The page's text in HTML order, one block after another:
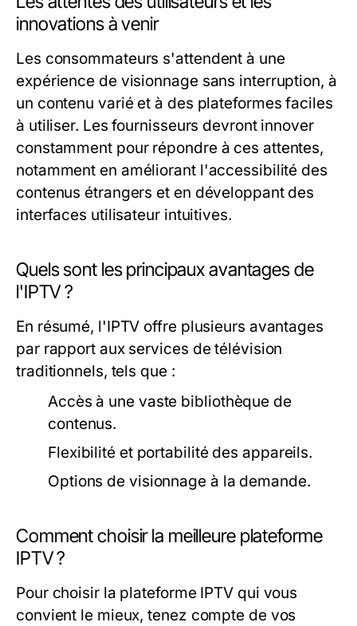
innovations à venir
Les consommateurs s'attendent à une
expérience de visionnage sans interruption, à
un contenu varié et à des plateformes faciles
à utiliser. Les fournisseurs devront innover
constamment pour répondre à ces attentes,
notamment en améliorant l'accessibilité des
contenus étrangers et en développant des
interfaces utilisateur intuitives.
Quels sont les principaux avantages de
l'IPTV ?
En résumé, l'IPTV offre plusieurs avantages
par rapport aux services de télévision
traditionnels, tels que :
Accès à une vaste bibliothèque de
contenus.
Flexibilité et portabilité des appareils.
Options de visionnage à la demande.
Comment choisir la meilleure plateforme
IPTV ?
Pour choisir la plateforme IPTV qui vous
convient le mieux, tenez compte de vos